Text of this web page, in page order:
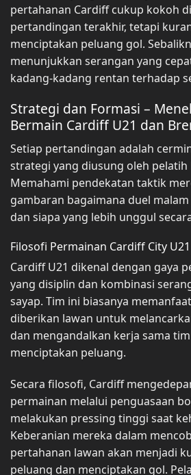
pertahanan Cardiff cukup kokoh
pertandingan terakhir, tetapi
menciptakan peluang gol.
menunjukkan serangan yang
kadang-kadang rentan terhadap
Strategi dan Formasi –
Bermain Cardiff U21 dan
Setiap pertandingan adalah
strategi yang diusung oleh pelatih
Memahami pendekatan taktik
gambaran bagaimana duel
dan siapa yang lebih unggul
Filosofi Permainan Cardiff City U21
Cardiff U21 dikenal dengan gaya
yang disiplin dan kombinasi
sayap. Tim ini biasanya
diberikan lawan untuk
dan mengandalkan kerja sama
menciptakan peluang.
Secara filosofi, Cardiff
permainan melalui penguasaan
melakukan pressing tinggi saat
Keberanian mereka dalam
pertahanan lawan akan menjadi
peluang dan menciptakan gol.